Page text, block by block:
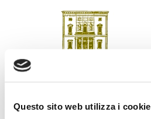
Questo sito web utilizza i cookie